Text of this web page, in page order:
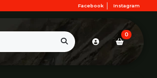
Facebook Instagram
0